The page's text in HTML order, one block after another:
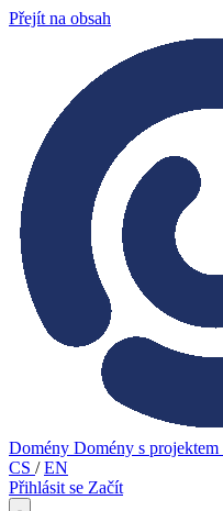
Přejít na obsah
Domény Domény s projektem
CS / EN
Přihlásit se Začít